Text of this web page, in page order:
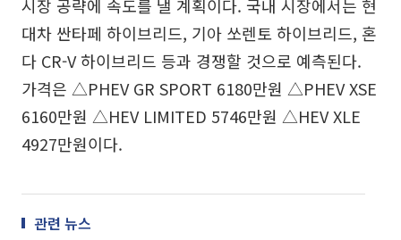
시장 공략에 속도를 낼 계획이다. 국내 시장에서는 현
대차 싼타페 하이브리드, 기아 쏘렌토 하이브리드, 혼
다 CR-V 하이브리드 등과 경쟁할 것으로 예측된다.
가격은 △PHEV GR SPORT 6180만원 △PHEV XSE
6160만원 △HEV LIMITED 5746만원 △HEV XLE
4927만원이다.
관련 뉴스